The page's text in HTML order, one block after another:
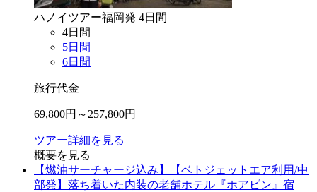
ハノイ ツアー福岡発 4日間
4日間
5日間
6日間
旅行代金
69,800円～ 257,800円
ツアー詳細を見る
概要を見る
【燃油サーチャージ込み】【ベトジェットエア利用/中
部発】落ち着いた内装の老舗ホテル『ホアビン』宿